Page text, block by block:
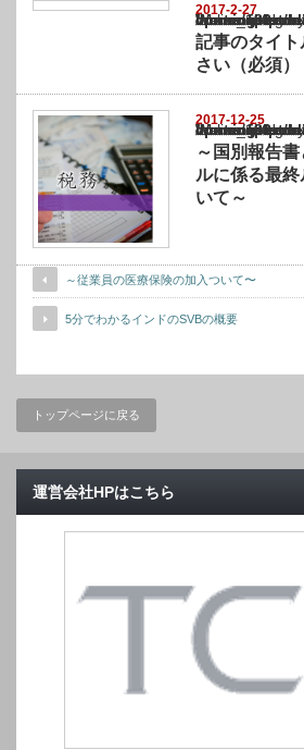
2017-2-27
Warning
: Undefined array key
/home/netst/kuno-cpa.co.jp/
on line183
記事のタイ
さい（必須）
2017-12-25
Warning
: Undefined array key
/home/netst/kuno-cpa.co.jp/
on line183
～国別報告
ルに係る最
いて～
～従業員の医療保険の加入ついて〜
5分でわかるインドのSVBの概要
トップページに戻る
運営会社HPはこちら